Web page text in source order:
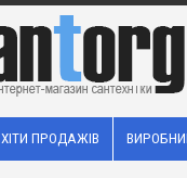
ХІТИ ПРОДАЖІВ